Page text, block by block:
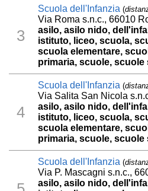
3
Scuola dell'Infanzia (
Via Roma s.n.c., 66010
asilo, asilo nido,
istituto, liceo, scuola,
scuola elementare,
primaria, scuole,
4
Scuola dell'Infanzia (
Via Salita San Nicola
asilo, asilo nido,
istituto, liceo, scuola,
scuola elementare,
primaria, scuole,
Scuola dell'Infanzia (
Via P. Mascagni s.n.c.,
asilo, asilo nido,